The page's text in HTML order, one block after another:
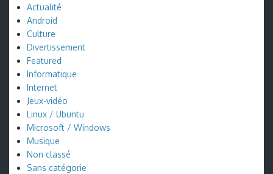
Actualité
Android
Culture
Divertissement
Featured
Informatique
Internet
Jeux-vidéo
Linux / Ubuntu
Microsoft / Windows
Musique
Non classé
Sans catégorie